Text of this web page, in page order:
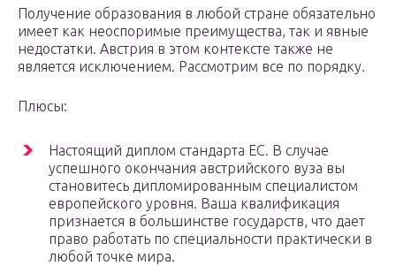
Получение образования в любой стране обязательно
имеет как неоспоримые преимущества, так и явные
недостатки. Австрия в этом контексте также не
является исключением. Рассмотрим все по порядку.
Плюсы:
Настоящий диплом стандарта ЕС. В случае
успешного окончания австрийского вуза вы
становитесь дипломированным специалистом
европейского уровня. Ваша квалификация
признается в большинстве государств, что дает
право работать по специальности практически в
любой точке мира.